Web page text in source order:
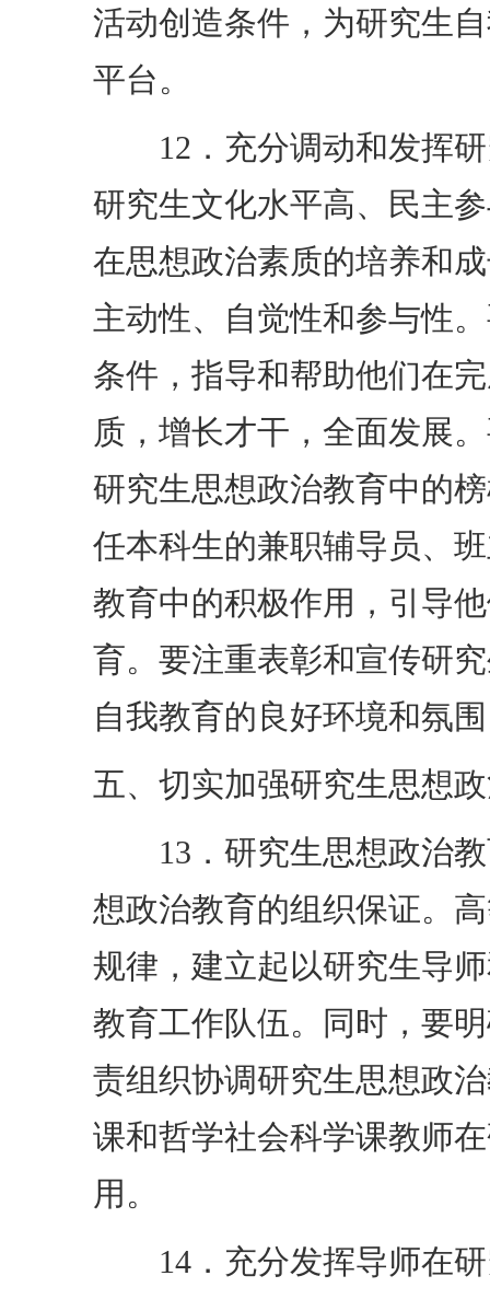
活动创造条件，为研究生
平台。
12．充分调动和发挥研
研究生文化水平高、民主
在思想政治素质的培养和
主动性、自觉性和参与性
条件，指导和帮助他们在
质，增长才干，全面发展
研究生思想政治教育中的
任本科生的兼职辅导员、
教育中的积极作用，引导
育。要注重表彰和宣传研
自我教育的良好环境和氛
五、切实加强研究生思想
13．研究生思想政治教
想政治教育的组织保证。
规律，建立起以研究生导
教育工作队伍。同时，要
责组织协调研究生思想政
课和哲学社会科学课教师
用。
14．充分发挥导师在研